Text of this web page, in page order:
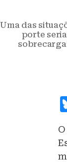
Uma das
porte